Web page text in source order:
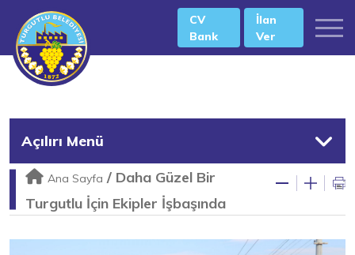
CV
Bank
İlan
Ver
Açılırı Menü
Ana Sayfa / Daha Güzel Bir
Turgutlu İçin Ekipler İşbaşında